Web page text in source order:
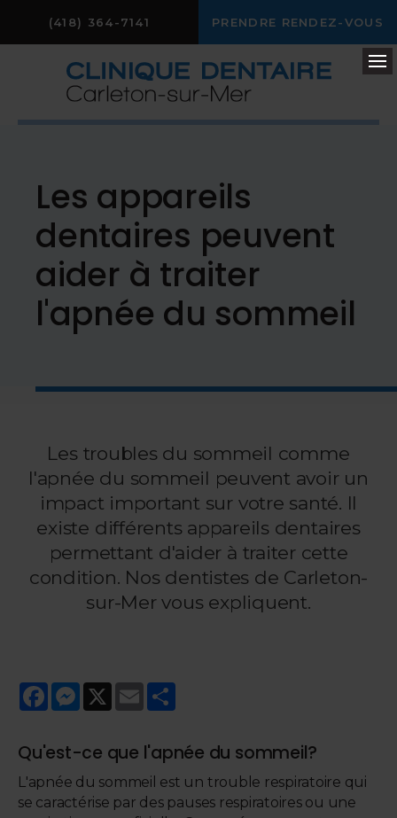
(418) 364-7141 PRENDRE RENDEZ-VOUS
Les appareils
dentaires peuvent
aider à traiter
l'apnée du sommeil
Les troubles du sommeil comme
l'apnée du sommeil peuvent avoir un
impact important sur votre santé. Il
existe différents appareils dentaires
permettant d'aider à traiter cette
condition. Nos dentistes de Carleton-
sur-Mer vous expliquent.
FacebookMessenger
X Email
Qu'est-ce que l'apnée du sommeil?
L'apnée du sommeil est un trouble respiratoire qui
se caractérise par des pauses respiratoires ou une